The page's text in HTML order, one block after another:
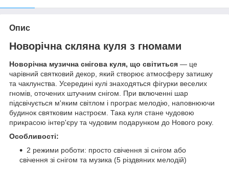
Опис
Новорічна скляна куля з гномами
Новорічна музична снігова куля, що світиться — це
чарівний святковий декор, який створює атмосферу затишку
та чаклунства. Усередині кулі знаходяться фігурки веселих
гномів, оточених штучним снігом. При включенні шар
підсвічується м'яким світлом і програє мелодію, наповнюючи
будинок святковим настроєм. Така куля стане чудовою
прикрасою інтер'єру та чудовим подарунком до Нового року.
Особливості:
2 режими роботи: просто свічення зі снігом або
свічення зі снігом та музика (5 різдвяних мелодій)